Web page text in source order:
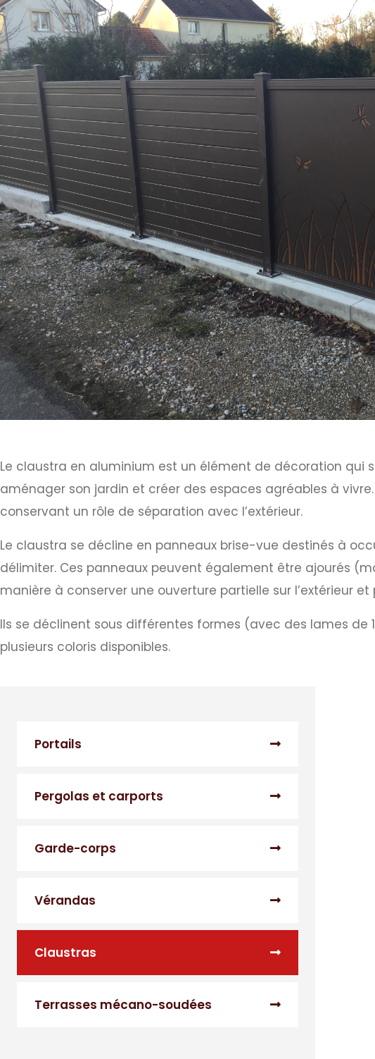
Le claustra en aluminium est un élément de décoration qui
aménager son jardin et créer des espaces agréables à
conservant un rôle de séparation avec l’extérieur.
Le claustra se décline en panneaux brise-vue destinés à
délimiter. Ces panneaux peuvent également être ajourés
manière à conserver une ouverture partielle sur l’extérieur
Ils se déclinent sous différentes formes (avec des lames de
plusieurs coloris disponibles.
Portails
Pergolas et carports
Garde-corps
Vérandas
Claustras
Terrasses mécano-soudées